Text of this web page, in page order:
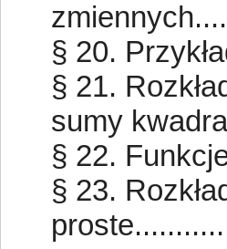
§ 20.
§ 21.
sumy
§ 22.
§ 23.